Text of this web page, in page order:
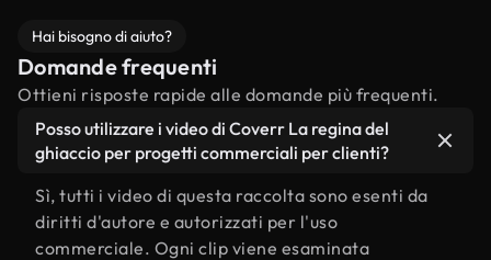
Hai bisogno di aiuto?
Domande frequenti
Ottieni risposte rapide alle domande più frequenti.
Posso utilizzare i video di Coverr La regina del
ghiaccio per progetti commerciali per clienti?
Sì, tutti i video di questa raccolta sono esenti da
diritti d'autore e autorizzati per l'uso
commerciale. Ogni clip viene esaminata